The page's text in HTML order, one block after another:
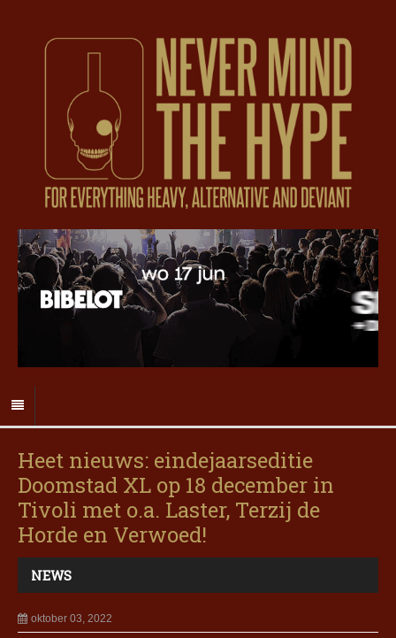
Heet nieuws: eindejaarseditie
Doomstad XL op 18 december in
Tivoli met o.a. Laster, Terzij de
Horde en Verwoed!
NEWS
oktober 03, 2022